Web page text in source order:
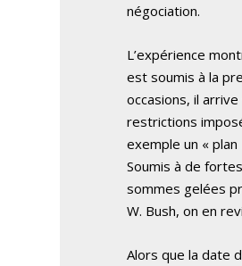
négociation.
L’expérience
est soumis à la
occasions, il
restrictions
exemple un « plan
Soumis à de
sommes gelées
W. Bush, on en
Alors que la date